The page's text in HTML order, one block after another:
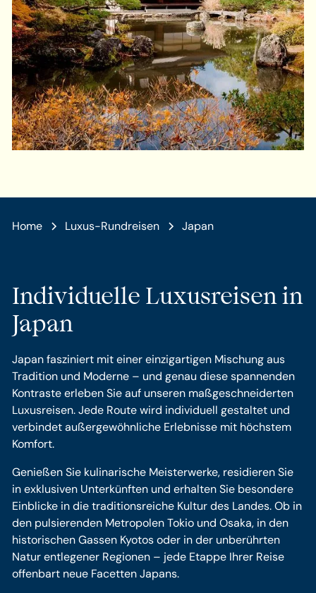
Home Luxus-Rundreisen Japan
Individuelle Luxusreisen in
Japan
Japan fasziniert mit einer einzigartigen Mischung aus
Tradition und Moderne – und genau diese spannenden
Kontraste erleben Sie auf unseren maßgeschneiderten
Luxusreisen. Jede Route wird individuell gestaltet und
verbindet außergewöhnliche Erlebnisse mit höchstem
Komfort.
Genießen Sie kulinarische Meisterwerke, residieren Sie
in exklusiven Unterkünften und erhalten Sie besondere
Einblicke in die traditionsreiche Kultur des Landes. Ob in
den pulsierenden Metropolen Tokio und Osaka, in den
historischen Gassen Kyotos oder in der unberührten
Natur entlegener Regionen – jede Etappe Ihrer Reise
offenbart neue Facetten Japans.